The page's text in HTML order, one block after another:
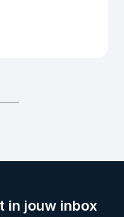
in jouw inbox